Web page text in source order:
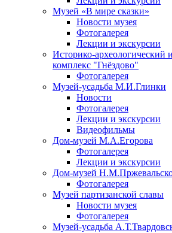
Музей «В мире сказки»
Новости музея
Фотогалерея
Лекции и экскурсии
Историко-археологический
комплекс "Гнёздово"
Фотогалерея
Музей-усадьба М.И.Глинки
Новости
Фотогалерея
Лекции и экскурсии
Видеофильмы
Дом-музей М.А.Егорова
Фотогалерея
Лекции и экскурсии
Дом-музей
Фотогалерея
Музей партизанской славы
Новости музея
Фотогалерея
Музей-усадьба